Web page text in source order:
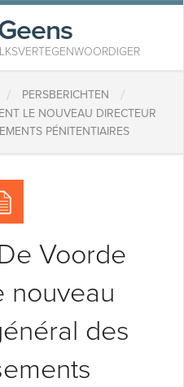
/ PERSBERICHTEN /
LE NOUVEAU DIRECTEUR
PÉNITENTIAIRES
Voorde
nouveau
des